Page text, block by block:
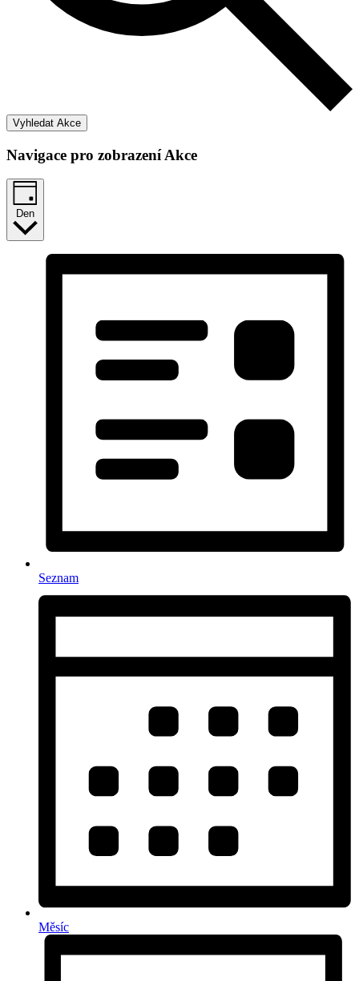
Vyhledat Akce
Navigace pro zobrazení Akce
Den
Seznam
Měsíc